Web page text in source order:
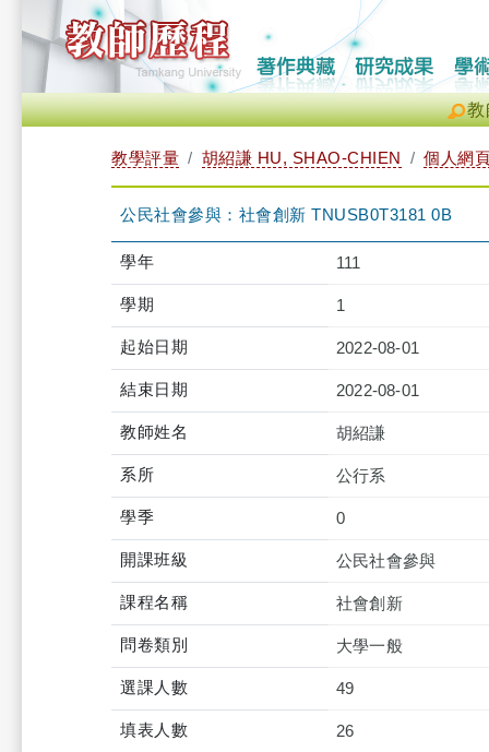
教
教學評量 胡紹謙 HU, SHAO-CHIEN 個人網
公民社會參與：社會創新 TNUSB0T3181 0B
學年 111
學期 1
起始日期 2022-08-01
結束日期 2022-08-01
教師姓名 胡紹謙
系所 公行系
學季 0
開課班級 公民社會參與
課程名稱 社會創新
問卷類別 大學一般
選課人數 49
填表人數 26